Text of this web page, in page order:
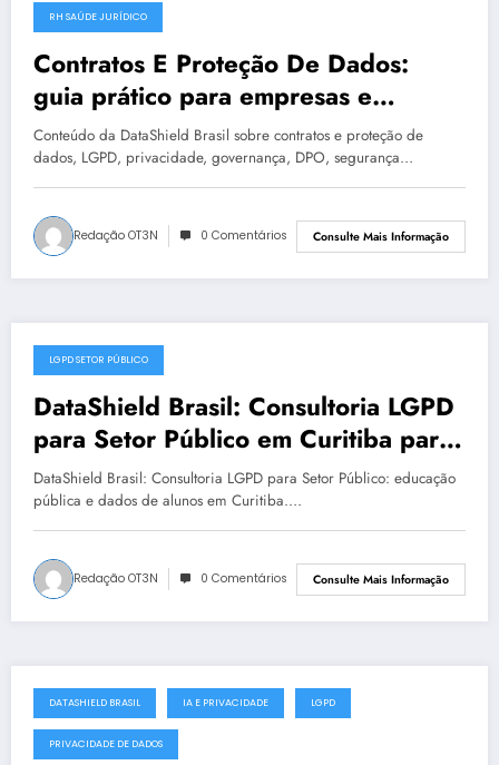
RH SAÚDE JURÍDICO
Contratos E Proteção De Dados:
guia prático para empresas e
instituições | DataShield Brasil
#0400
Conteúdo da DataShield Brasil sobre contratos e proteção de
dados, LGPD, privacidade, governança, DPO, segurança…
Redação OT3N 0 Comentários Consulte Mais Informação
julho 19, 2025
LGPD SETOR PÚBLICO
DataShield Brasil: Consultoria LGPD
para Setor Público em Curitiba para
LGPD no setor público | Série
DataShield 127
DataShield Brasil: Consultoria LGPD para Setor Público: educação
pública e dados de alunos em Curitiba.…
Redação OT3N 0 Comentários Consulte Mais Informação
julho 18, 2025
DATASHIELD BRASIL IA E PRIVACIDADE LGPD
PRIVACIDADE DE DADOS